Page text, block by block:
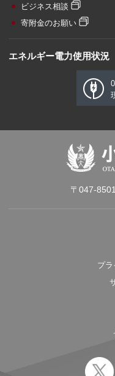
ビジネス相談
寄附金のお願い
エネルギー電力使用状況
〒047-
プ